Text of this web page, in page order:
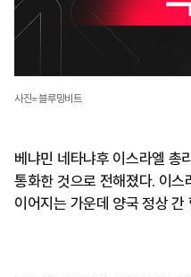
사진=블루밍비트
베냐민 네타냐후 이스라엘 총
통화한 것으로 전해졌다. 이스
이어지는 가운데 양국 정상